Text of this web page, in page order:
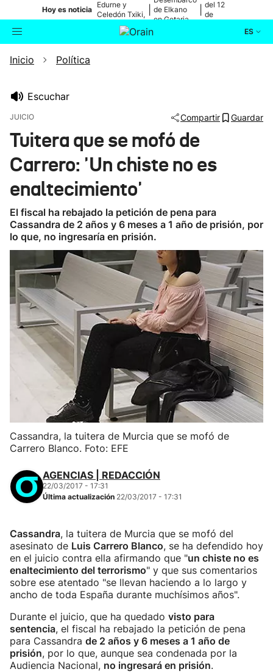
Hoy es noticia
Edurne y
Celedón Txiki,
en directo
de Elkano
en Getaria
del 12
de
ES
Buscador
Ikusmiran
Eguraldia
Inicio Política
Escuchar
JUICIO Compartir Guardar
Tuitera que se mofó de
Carrero: 'Un chiste no es
enaltecimiento'
El fiscal ha rebajado la petición de pena para
Cassandra de 2 años y 6 meses a 1 año de prisión, por
lo que, no ingresaría en prisión.
Cassandra, la tuitera de Murcia que se mofó de
Carrero Blanco. Foto: EFE
AGENCIAS | REDACCIÓN
22/03/2017 - 17:31
Última actualización 22/03/2017 - 17:31
Cassandra, la tuitera de Murcia que se mofó del
asesinato de Luis Carrero Blanco, se ha defendido hoy
en el juicio contra ella afirmando que "un chiste no es
enaltecimiento del terrorismo" y que sus comentarios
sobre ese atentado "se llevan haciendo a lo largo y
ancho de toda España durante muchísimos años".
Durante el juicio, que ha quedado visto para
sentencia, el fiscal ha rebajado la petición de pena
para Cassandra de 2 años y 6 meses a 1 año de
prisión, por lo que, aunque sea condenada por la
Audiencia Nacional, no ingresará en prisión.